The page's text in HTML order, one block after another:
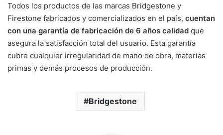
Todos los productos de las marcas Bridgestone y
Firestone fabricados y comercializados en el país, cuentan
con una garantía de fabricación de 6 años calidad que
asegura la satisfacción total del usuario. Esta garantía
cubre cualquier irregularidad de mano de obra, materias
primas y demás procesos de producción.
Bridgestone